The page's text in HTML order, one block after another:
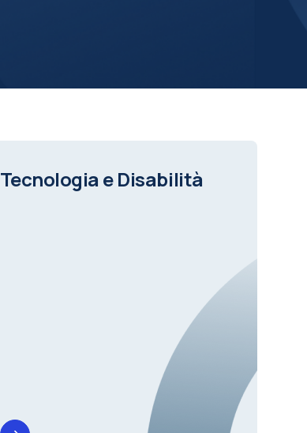
Tecnologia e Disabilità